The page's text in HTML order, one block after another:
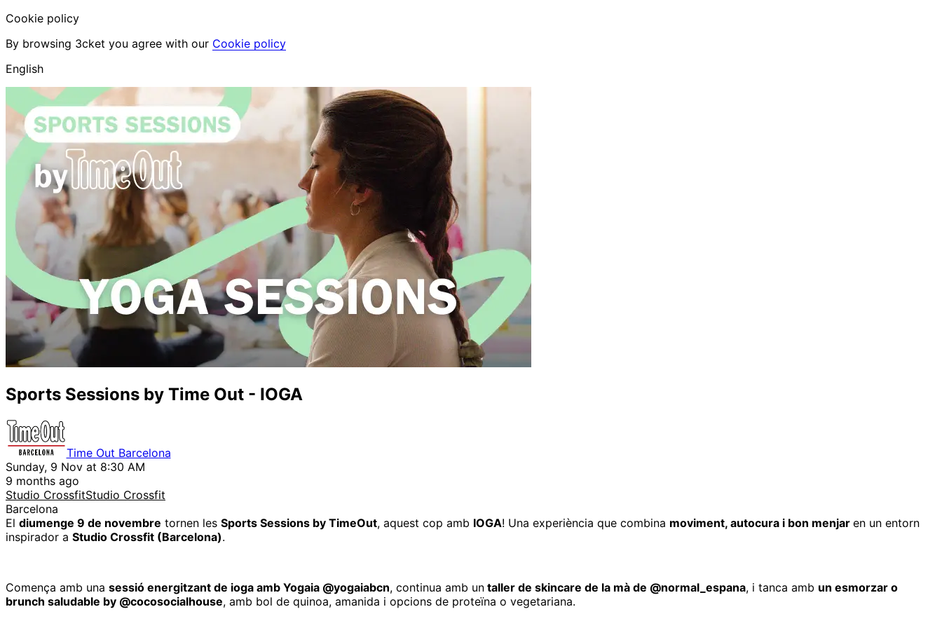
Cookie policy
By browsing 3cket you agree with our Cookie policy
English
Sports Sessions by Time Out - IOGA
Time Out Barcelona
Sunday, 9 Nov at 8:30 AM
9 months ago
Studio CrossfitStudio Crossfit
Barcelona
El diumenge 9 de novembre tornen les Sports Sessions by TimeOut, aquest cop amb IOGA! Una experiència que combina moviment, autocura i bon menjar en un entorn
inspirador a Studio Crossfit (Barcelona).
Comença amb una sessió energitzant de ioga amb Yogaia @yogaiabcn, continua amb un taller de skincare de la mà de @normal_espana, i tanca amb un esmorzar o
brunch saludable by @cocosocialhouse, amb bol de quinoa, amanida i opcions de proteïna o vegetariana.